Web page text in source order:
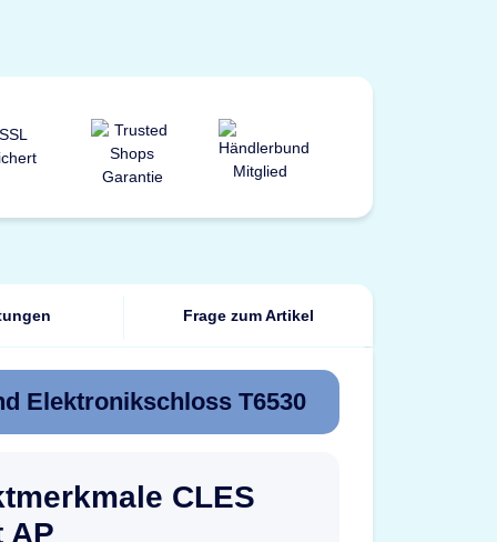
Frage zum Artikel
Elektronikschloss T6530
CLES
AP